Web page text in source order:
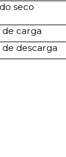
seco
carga
descarga